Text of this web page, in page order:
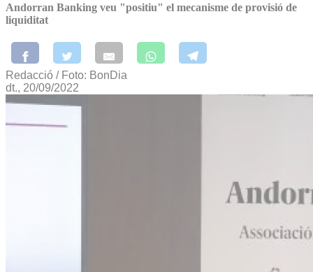
Andorran Banking veu "positiu" el mecanisme de provisió de
liquiditat
Redacció / Foto: BonDia
dt., 20/09/2022